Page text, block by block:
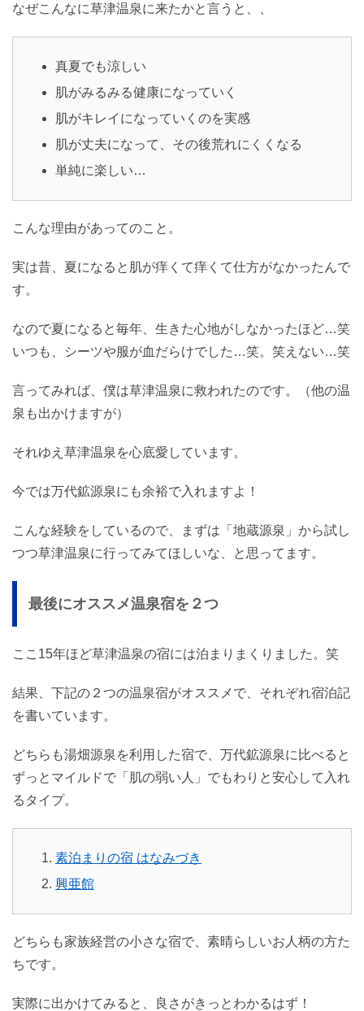
なぜこんなに草津温泉に来たかと言うと、、
真夏でも涼しい
肌がみるみる健康になっていく
肌がキレイになっていくのを実感
肌が丈夫になって、その後荒れにくくなる
単純に楽しい…
こんな理由があってのこと。
実は昔、夏になると肌が痒くて痒くて仕方がなかったんで
す。
なので夏になると毎年、生きた心地がしなかったほど…笑
いつも、シーツや服が血だらけでした…笑。笑えない…笑
言ってみれば、僕は草津温泉に救われたのです。（他の温
泉も出かけますが）
それゆえ草津温泉を心底愛しています。
今では万代鉱源泉にも余裕で入れますよ！
こんな経験をしているので、まずは「地蔵源泉」から試し
つつ草津温泉に行ってみてほしいな、と思ってます。
最後にオススメ温泉宿を２つ
ここ15年ほど草津温泉の宿には泊まりまくりました。笑
結果、下記の２つの温泉宿がオススメで、それぞれ宿泊記
を書いています。
どちらも湯畑源泉を利用した宿で、万代鉱源泉に比べると
ずっとマイルドで「肌の弱い人」でもわりと安心して入れ
るタイプ。
素泊まりの宿 はなみづき
興亜館
どちらも家族経営の小さな宿で、素晴らしいお人柄の方た
ちです。
実際に出かけてみると、良さがきっとわかるはず！